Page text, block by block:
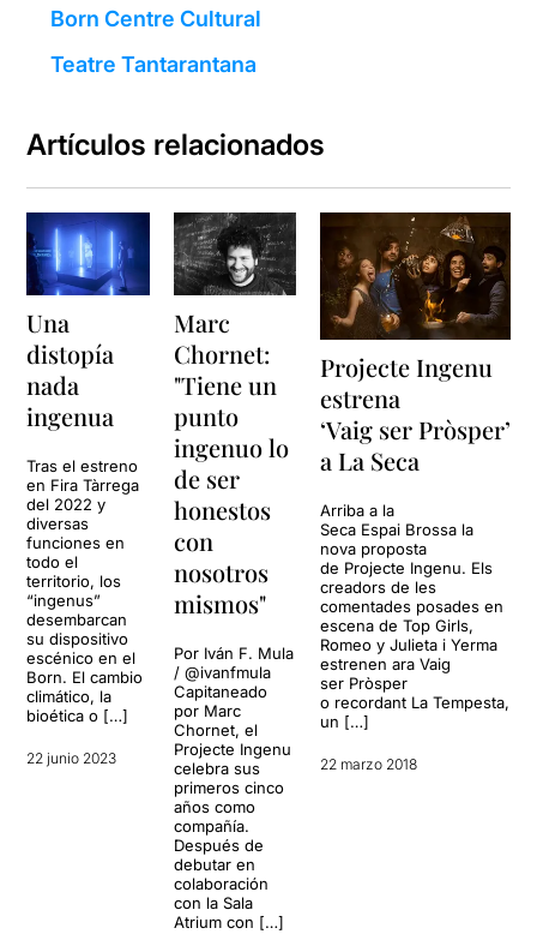
Born Centre Cultural
Teatre Tantarantana
Artículos relacionados
Una
distopía
nada
ingenua
Tras el estreno
en Fira Tàrrega
del 2022 y
diversas
funciones en
todo el
territorio, los
“ingenus”
desembarcan
su dispositivo
escénico en el
Born. El cambio
climático, la
bioética o […]
22 junio 2023
Marc
Chornet:
"Tiene un
punto
ingenuo lo
de ser
honestos
con
nosotros
mismos"
Por Iván F. Mula
/ @ivanfmula
Capitaneado
por Marc
Chornet, el
Projecte Ingenu
celebra sus
primeros cinco
años como
compañía.
Después de
debutar en
colaboración
con la Sala
Atrium con […]
Projecte Ingenu
estrena
‘Vaig ser Pròsper’
a La Seca
Arriba a la
Seca Espai Brossa la
nova proposta
de Projecte Ingenu. Els
creadors de les
comentades posades en
escena de Top Girls,
Romeo y Julieta i Yerma
estrenen ara Vaig
ser Pròsper
o recordant La Tempesta,
un […]
22 marzo 2018